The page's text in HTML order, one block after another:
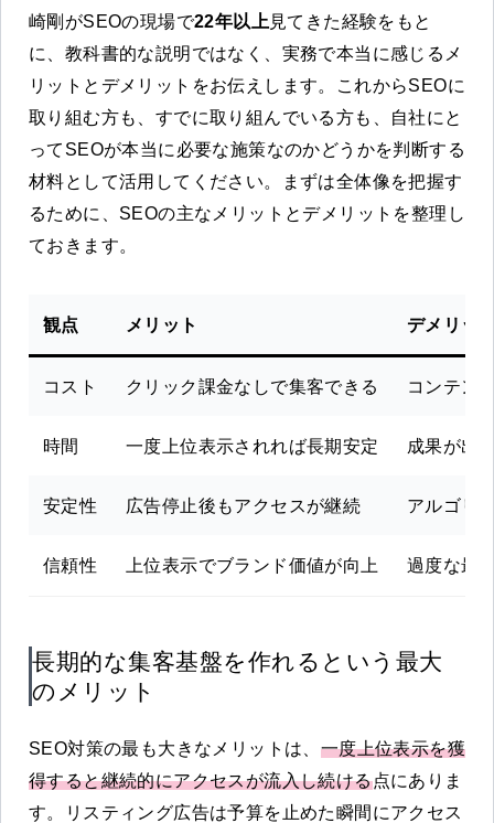
崎剛がSEOの現場で22年以上 見てきた経験をもと
に、教科書的な説明ではなく、実務で本当に感じるメ
リットとデメリットをお伝えします。これからSEOに
取り組む方も、すでに取り組んでいる方も、自社にと
ってSEOが本当に必要な施策なのかどうかを判断する
材料として活用してください。まずは全体像を把握す
るために、SEOの主なメリットとデメリットを整理し
ておきます。
観点 メリット デメリッ
コスト クリック課金なしで集客できる コンテン
時間 一度上位表示されれば長期安定 成果が出
安定性 広告停止後もアクセスが継続 アルゴリ
信頼性 上位表示でブランド価値が向上 過度な最
長期的な集客基盤を作れるという最大
のメリット
SEO対策の最も大きなメリットは、 一度上位表示を獲
得すると継続的にアクセスが流入し続ける点にありま
す。リスティング広告は予算を止めた瞬間にアクセス